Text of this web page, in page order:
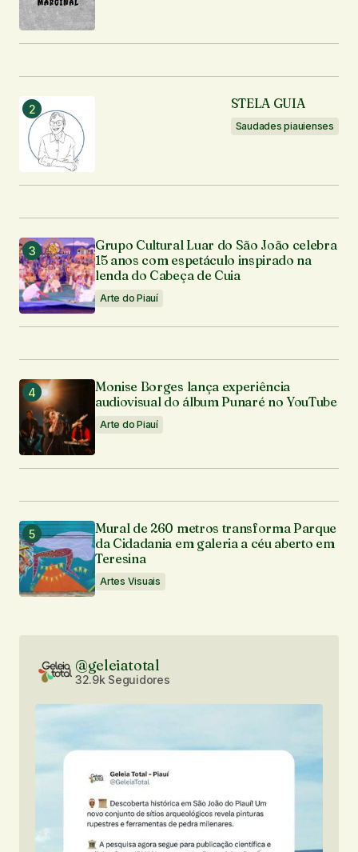
STELA GUIA
Saudades piauienses
Grupo Cultural Luar do São João celebra
15 anos com espetáculo inspirado na
lenda do Cabeça de Cuia
Arte do Piauí
Monise Borges lança experiência
audiovisual do álbum Punaré no YouTube
Arte do Piauí
Mural de 260 metros transforma Parque
da Cidadania em galeria a céu aberto em
Teresina
Artes Visuais
@geleiatotal
32.9k Seguidores